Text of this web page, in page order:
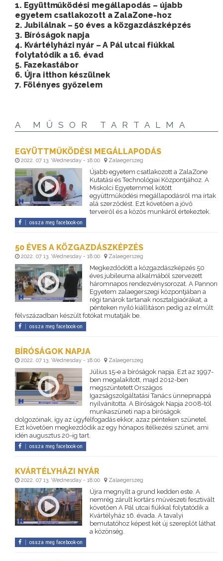
1. Együttműködési megállapodás – újabb
egyetem csatlakozott a ZalaZone-hoz
2. Jubilálnak – 50 éves a közgazdászképzés
3. Bíróságok napja
4. Kvártélyházi nyár – A Pál utcai fiúkkal
folytatódik a 16. évad
5. Fazekastábor
6. Újra itthon készülnek
7. Fölényes győzelem
A MŰSOR TARTALMA
EGYÜTTMŰKÖDÉSI MEGÁLLAPODÁS
2022. 07 13. Wednesday - 18:00 Zalaegerszeg
Újabb egyetem csatlakozott a ZalaZone
Kutatási és Technológiai Központjához. A
Miskolci Egyetemmel kötött
együttműködési megállapodásról ma írtak
alá szerződést. Ezt követően a jövő
terveiről és a közös munkáról értekeztek.
ossza meg facebook-on
50 ÉVES A KÖZGAZDÁSZKÉPZÉS
2022. 07 13. Wednesday - 18:00 Zalaegerszeg
Megkezdődött a közgazdászképzés 50
éves jubileuma alkalmából szervezett
háromnapos rendezvénysorozat. A Pannon
Egyetem zalaegerszegi központjában a
régi tanárok tartanak nosztalgiaórákat, a
pénteken nyíló kiállításon pedig az elmúlt
félvszázadban készült fotókat mutatják be.
ossza meg facebook-on
BÍRÓSÁGOK NAPJA
2022. 07 13. Wednesday - 18:00 Zalaegerszeg
Július 15-e a bíróságok napja. Ezt az 1997-
ben megalakított, majd 2012-ben
megszüntetett Országos
Igazságszolgáltatási Tanács ünnepnappá
nyilvánította. A Bíróságok Napja 2008-tól
munkaszüneti nap a bíróságok
dolgozóinak, így az ügyfélfogadás ekkor, azaz pénteken szünetel.
Ezt követően megkezdődik az egy hónapos ítélkezési szünet, ami
idén augusztus 20-ig tart.
ossza meg facebook-on
KVÁRTÉLYHÁZI NYÁR
2022. 07 13. Wednesday - 18:00 Zalaegerszeg
Újra megnyílt a grund kedden este. A
nemrég zárult kortárs művészeti fesztivált
követően A Pál utcai fiúkkal folytatódik a
Kvártélyház 16. évada. A tavalyi
bemutatóhoz képest két új szereplőt láthat
a közönség.
ossza meg facebook-on